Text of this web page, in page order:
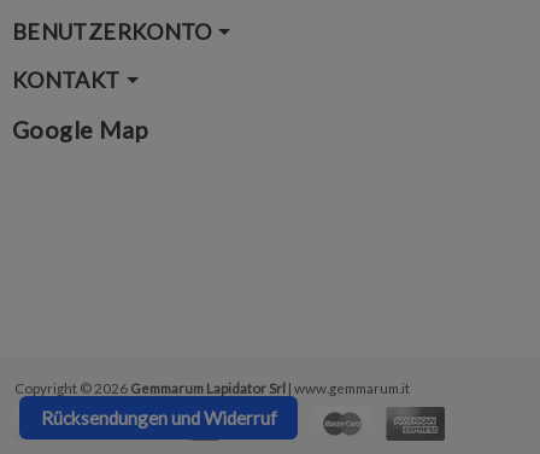
BENUTZERKONTO
KONTAKT
Google Map
Copyright © 2026 Gemmarum Lapidator Srl | www.gemmarum.it
Rücksendungen und Widerruf